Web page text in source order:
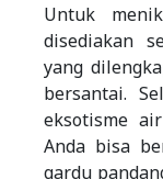
Untuk
disediakan
yang
bersantai.
eksotisme
Anda bisa
gardu